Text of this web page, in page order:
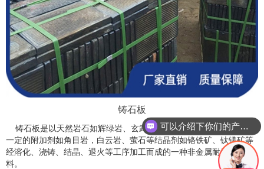
铸石板
铸石板是以天然岩石如辉绿岩、玄武岩等或工业废渣为原料，加入
一定的附加剂如角目岩，白云岩、萤石等结晶剂如铬铁矿、钛镁矿等
经溶化、浇铸、结晶、退火等工序加工而成的一种非金属耐腐蚀材
料。
可以介绍下你们的产品么？